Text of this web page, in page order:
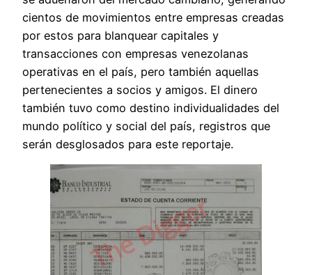
cientos de movimientos entre empresas creadas
por estos para blanquear capitales y
transacciones con empresas venezolanas
operativas en el país, pero también aquellas
pertenecientes a socios y amigos. El dinero
también tuvo como destino individualidades del
mundo político y social del país, registros que
serán desglosados para este reportaje.